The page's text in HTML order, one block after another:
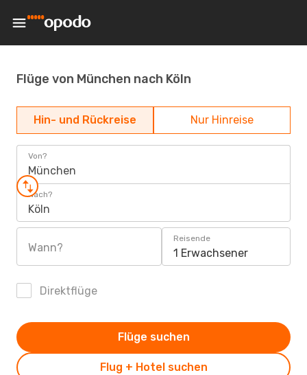
Flüge von München nach Köln
Hin- und Rückreise Nur Hinreise
Von?
München
Nach?
Köln
Wann?
Reisende
1 Erwachsener
Direktflüge
Flug + Hotel suchen
Flüge suchen